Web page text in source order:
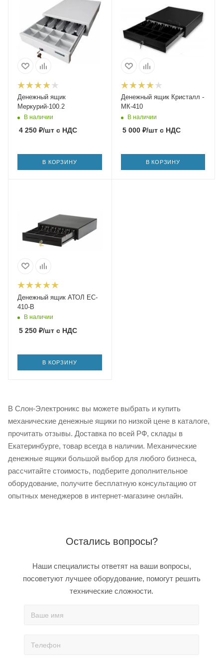
Денежный ящик
Меркурий-100.2
В наличии
4 250 ₽/шт с НДС
В КОРЗИНУ
Денежный ящик Кристалл -
МК-410
В наличии
5 000₽/штс НДС
В КОРЗИНУ
Денежный ящик АТОЛ EC-
410-B
В наличии
5 250 ₽/шт с НДС
В КОРЗИНУ
В Слон-Электроникс вы можете выбрать и купить
механические денежные ящики по низкой цене в каталоге,
прочитать отзывы. Доставка по всей РФ, склады в
Екатеринбурге, товар всегда в наличии. Механические
денежные ящики большой выбор для любого бизнеса,
рассчитайте стоимость, подберите дополнительное
оборудование, получите бесплатную консультацию от
опытных менеджеров в интернет-магазине онлайн.
Остались вопросы?
Наши специалисты ответят на ваши вопросы,
посоветуют лучшее оборудование, помогут решить
технические сложности.